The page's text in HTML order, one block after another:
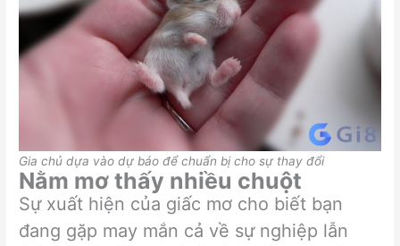
Gia chủ dựa vào dự báo để chuẩn bị cho sự thay đổi
Nằm mơ thấy nhiều chuột
Sự xuất hiện của giấc mơ cho biết bạn
đang gặp may mắn cả về sự nghiệp lẫn